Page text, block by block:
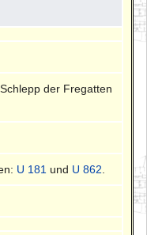
der Fregatten
U 181 und U 862